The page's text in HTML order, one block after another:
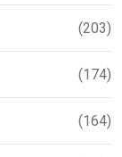
(203)
(174)
(164)